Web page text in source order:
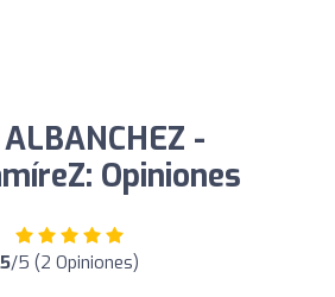
-
Opiniones
5/5 (2 Opiniones)